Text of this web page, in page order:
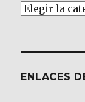
Artículos
ENLACES